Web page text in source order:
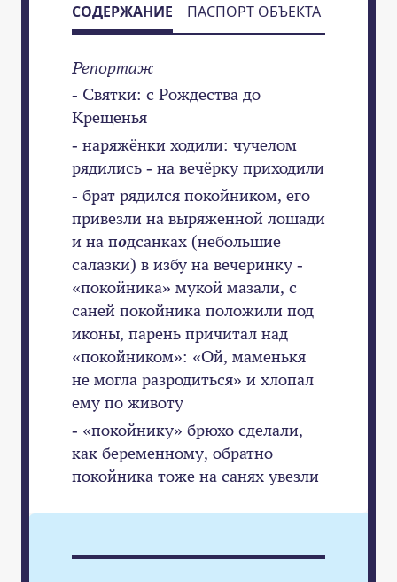
СОДЕРЖАНИЕ ПАСПОРТ ОБЪЕКТА
Репортаж
- Святки: с Рождества до
Крещенья
- наряжёнки ходили: чучелом
рядились - на вечёрку приходили
- брат рядился покойником, его
привезли на выряженной лошади
и на подсанках (небольшие
салазки) в избу на вечеринку -
«покойника» мукой мазали, с
саней покойника положили под
иконы, парень причитал над
«покойником»: «Ой, маменькя
не могла разродиться» и хлопал
ему по животу
- «покойнику» брюхо сделали,
как беременному, обратно
покойника тоже на санях увезли